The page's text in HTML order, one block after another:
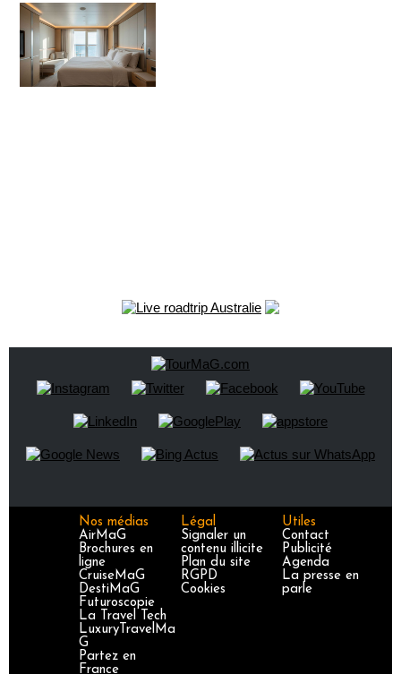
Nos médias
AirMaG
Brochures en
ligne
CruiseMaG
DestiMaG
Futuroscopie
La Travel Tech
LuxuryTravelMa
G
Partez en
France
Légal
Signaler un
contenu illicite
Plan du site
RGPD
Cookies
Utiles
Contact
Publicité
Agenda
La presse en
parle